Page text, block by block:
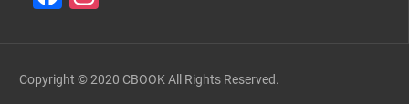
e
gr
Copyright © 2020 CBOOK All Rights Reserved.